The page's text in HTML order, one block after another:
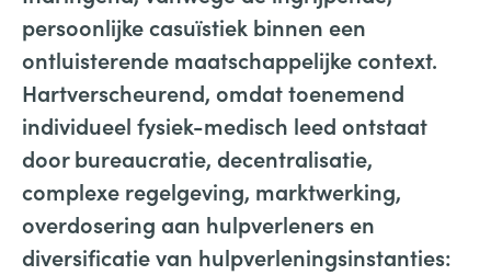
persoonlijke casuïstiek binnen een
ontluisterende maatschappelijke context.
Hartverscheurend, omdat toenemend
individueel fysiek-medisch leed ontstaat
door bureaucratie, decentralisatie,
complexe regelgeving, marktwerking,
overdosering aan hulpverleners en
diversificatie van hulpverleningsinstanties: